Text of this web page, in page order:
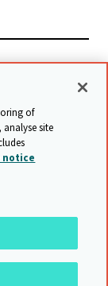
o dostępności
witryny
of
site
notice